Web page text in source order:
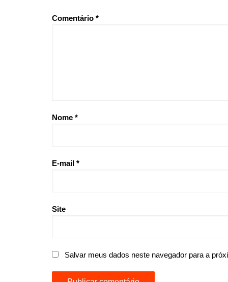
Comentário *
Nome *
E-mail *
Site
Salvar meus dados neste navegador para a